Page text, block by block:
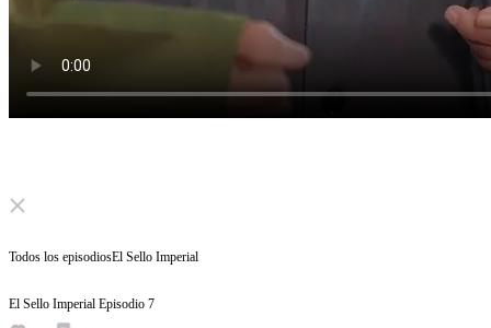
Click to unmute
Sr. Blanco,
Todos los episodiosEl Sello Imperial
El Sello Imperial Episodio 7